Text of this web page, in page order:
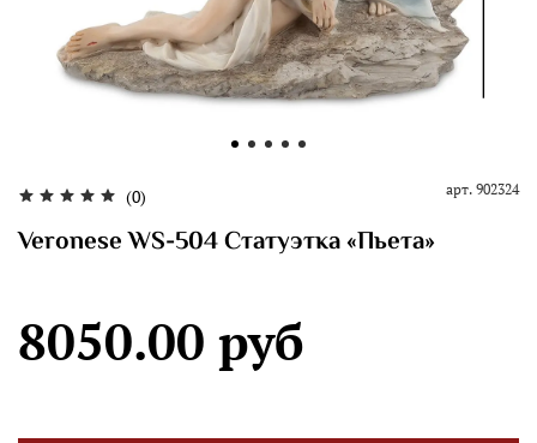
(0) арт. 902324
Veronese WS-504 Статуэтка «Пьета»
8050.00 руб